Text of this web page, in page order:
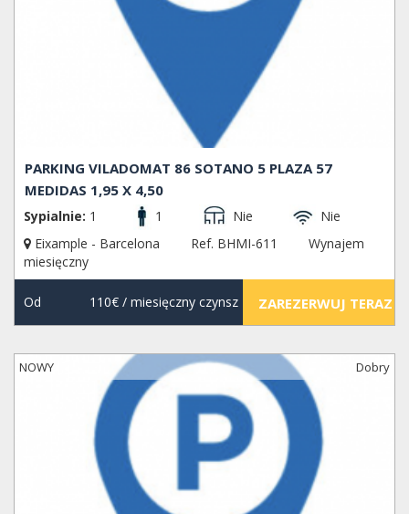
PARKING VILADOMAT 86 SOTANO 5 PLAZA 57
MEDIDAS 1,95 X 4,50
Sypialnie: 1 1 Nie
Nie
Eixample - Barcelona
Ref. BHMI-611
Wynajem
miesięczny
Od 110€/ miesięczny czynsz ZAREZERWUJ TERAZ
NOWY Dobry